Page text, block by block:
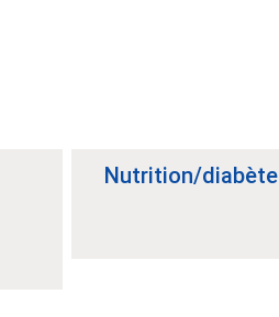
Nutrition/diabète